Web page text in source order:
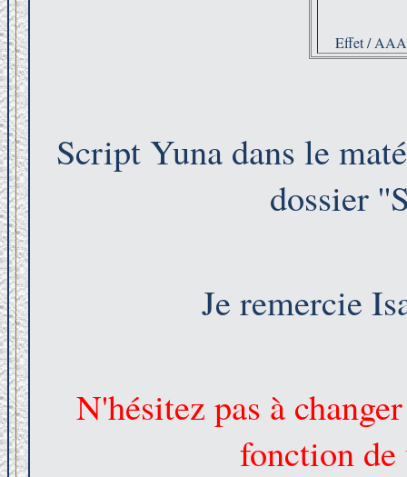
Effet /
Script Yuna dans le
dossier
Je remercie
N'hésitez pas à
fonction de